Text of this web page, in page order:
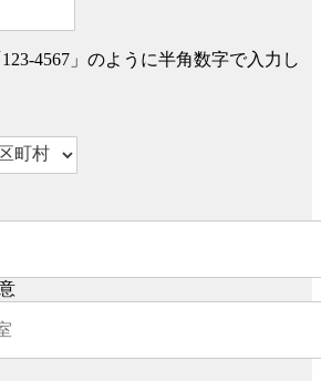
123-4567」のように半角数字で入力し